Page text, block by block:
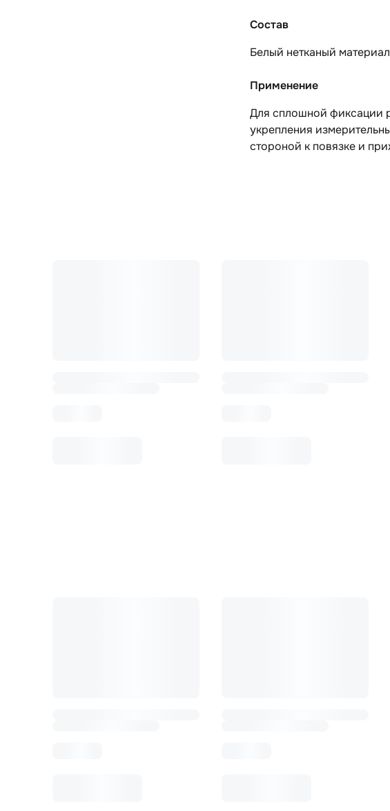
Состав
Белый нетканый
Применение
Для сплошной фиксации
укрепления
стороной к повязке и